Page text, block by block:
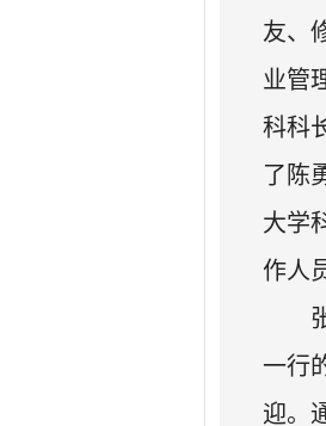
友、
业管
科科
了陈
大学
作人
一行
迎。